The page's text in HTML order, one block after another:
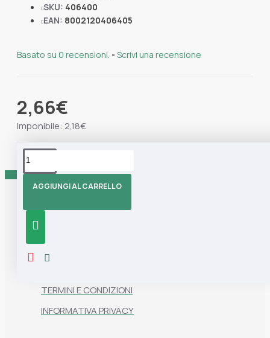
SKU: 406400
EAN: 8002120406405
Basato su 0 recensioni. - Scrivi una recensione
2,66€
Imponibile: 2,18€
AGGIUNGI AL CARRELLO
Tag: Marisa
Informazioni
TERMINI E CONDIZIONI
INFORMATIVA PRIVACY